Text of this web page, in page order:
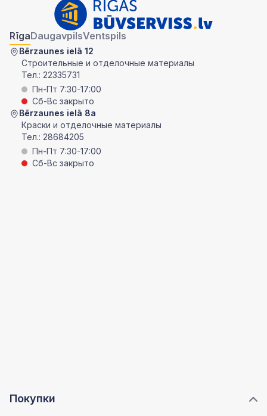
Покупки
RīgaDaugavpilsVentspils
Bērzaunes ielā 12
Строительные и отделочные материалы
Тел.: 22335731
Пн-Пт 7:30-17:00
Сб-Вс закрыто
Bērzaunes ielā 8a
Краски и отделочные материалы
Тел.: 28684205
Пн-Пт 7:30-17:00
Сб-Вс закрыто